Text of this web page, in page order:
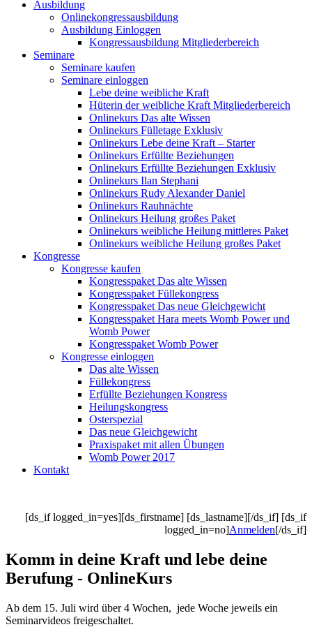
Ausbildung
Onlinekongressausbildung
Ausbildung Einloggen
Kongressausbildung Mitgliederbereich
Seminare
Seminare kaufen
Seminare einloggen
Lebe deine weibliche Kraft
Hüterin der weibliche Kraft Mitgliederbereich
Onlinekurs Das alte Wissen
Onlinekurs Fülletage Exklusiv
Onlinekurs Lebe deine Kraft – Starter
Onlinekurs Erfüllte Beziehungen
Onlinekurs Erfüllte Beziehungen Exklusiv
Onlinekurs Ilan Stephani
Onlinekurs Rudy Alexander Daniel
Onlinekurs Rauhnächte
Onlinekurs Heilung großes Paket
Onlinekurs weibliche Heilung mittleres Paket
Onlinekurs weibliche Heilung großes Paket
Kongresse
Kongresse kaufen
Kongresspaket Das alte Wissen
Kongresspaket Füllekongress
Kongresspaket Das neue Gleichgewicht
Kongresspaket Hara meets Womb Power und
Womb Power
Kongresspaket Womb Power
Kongresse einloggen
Das alte Wissen
Füllekongress
Erfüllte Beziehungen Kongress
Heilungskongress
Osterspezial
Das neue Gleichgewicht
Praxispaket mit allen Übungen
Womb Power 2017
Kontakt
[ds_if logged_in=yes][ds_firstname] [ds_lastname][/ds_if] [ds_if
logged_in=no]Anmelden[/ds_if]
Komm in deine Kraft und lebe deine
Berufung - OnlineKurs
Ab dem 15. Juli wird über 4 Wochen, jede Woche jeweils ein
Seminarvideos freigeschaltet.